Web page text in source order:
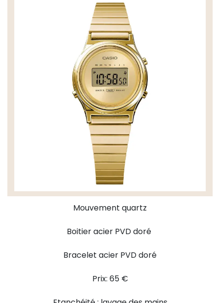
Mouvement quartz
Boitier acier PVD doré
Bracelet acier PVD doré
Prix: 65 €